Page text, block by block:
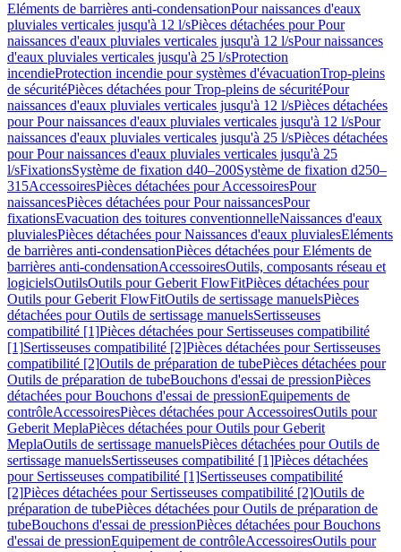
Eléments de barrières anti-condensationPour naissances d'eaux
pluviales verticales jusqu'à 12 l/sPièces détachées pour Pour
naissances d'eaux pluviales verticales jusqu'à 12 l/sPour naissances
d'eaux pluviales verticales jusqu'à 25 l/sProtection
incendieProtection incendie pour systèmes d'évacuationTrop-pleins
de sécuritéPièces détachées pour Trop-pleins de sécuritéPour
naissances d'eaux pluviales verticales jusqu'à 12 l/sPièces détachées
pour Pour naissances d'eaux pluviales verticales jusqu'à 12 l/sPour
naissances d'eaux pluviales verticales jusqu'à 25 l/sPièces détachées
pour Pour naissances d'eaux pluviales verticales jusqu'à 25
l/sFixationsSystème de fixation d40–200Système de fixation d250–
315AccessoiresPièces détachées pour AccessoiresPour
naissancesPièces détachées pour Pour naissancesPour
fixationsEvacuation des toitures conventionnelleNaissances d'eaux
pluvialesPièces détachées pour Naissances d'eaux pluvialesEléments
de barrières anti-condensationPièces détachées pour Eléments de
barrières anti-condensationAccessoiresOutils, composants réseau et
logicielsOutilsOutils pour Geberit FlowFitPièces détachées pour
Outils pour Geberit FlowFitOutils de sertissage manuelsPièces
détachées pour Outils de sertissage manuelsSertisseuses
compatibilité [1]Pièces détachées pour Sertisseuses compatibilité
[1]Sertisseuses compatibilité [2]Pièces détachées pour Sertisseuses
compatibilité [2]Outils de préparation de tubePièces détachées pour
Outils de préparation de tubeBouchons d'essai de pressionPièces
détachées pour Bouchons d'essai de pressionEquipements de
contrôleAccessoiresPièces détachées pour AccessoiresOutils pour
Geberit MeplaPièces détachées pour Outils pour Geberit
MeplaOutils de sertissage manuelsPièces détachées pour Outils de
sertissage manuelsSertisseuses compatibilité [1]Pièces détachées
pour Sertisseuses compatibilité [1]Sertisseuses compatibilité
[2]Pièces détachées pour Sertisseuses compatibilité [2]Outils de
préparation de tubePièces détachées pour Outils de préparation de
tubeBouchons d'essai de pressionPièces détachées pour Bouchons
d'essai de pressionEquipement de contrôleAccessoiresOutils pour